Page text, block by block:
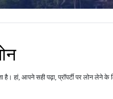
हां, आपने सही पढ़ा, प्रॉपर्टी पर लोन लेने के